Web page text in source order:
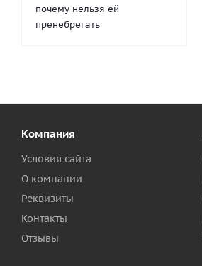
почему нельзя ей
пренебрегать
Компания
Условия сайта
О компании
Реквизиты
Контакты
Отзывы